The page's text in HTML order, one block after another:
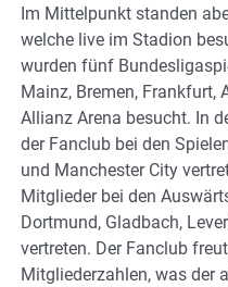
Im Mittelpunkt standen
welche live im Stadion
wurden fünf
Mainz, Bremen, Frankfurt,
Allianz Arena besucht. In
der Fanclub bei den
und Manchester City
Mitglieder bei den
Dortmund, Gladbach,
vertreten. Der Fanclub
Mitgliederzahlen, was der